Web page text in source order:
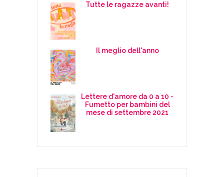
Tutte le ragazze avanti!
Il meglio dell'anno
Lettere d'amore da 0 a 10 -
Fumetto per bambini del
mese di settembre 2021